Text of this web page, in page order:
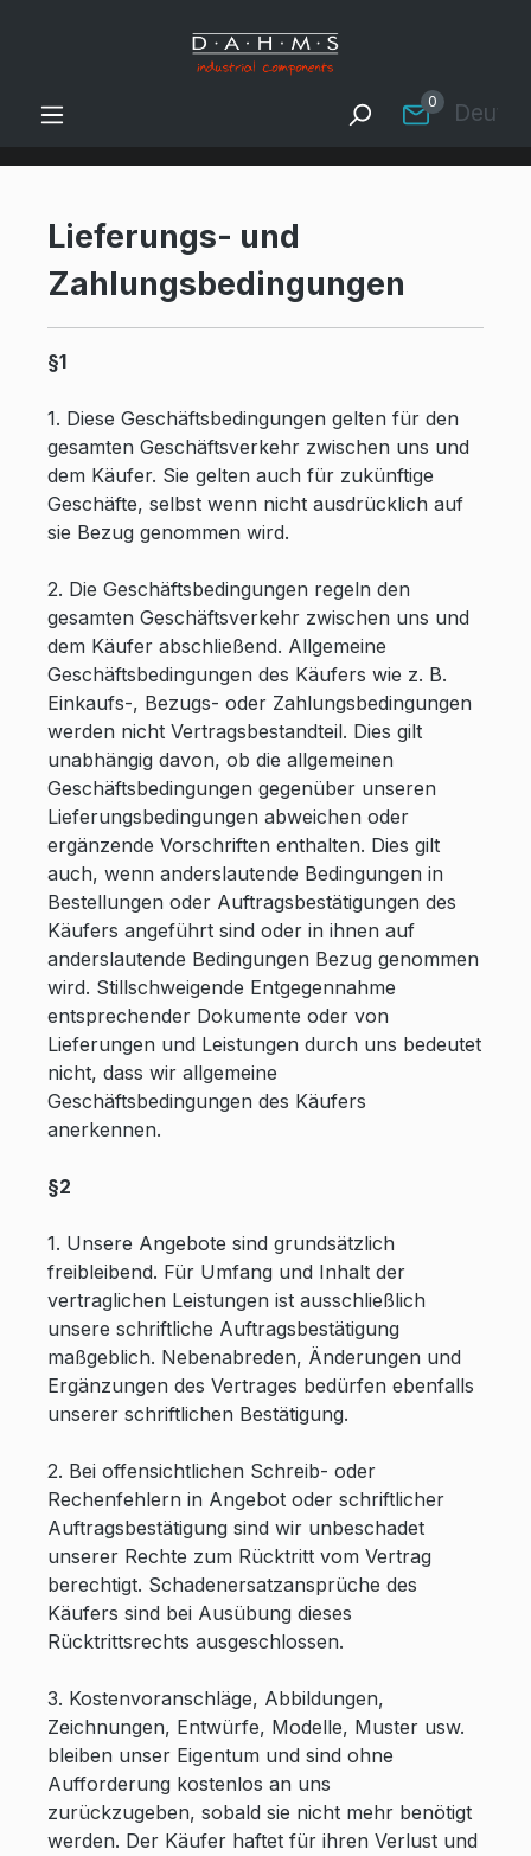
Zum Hauptinhalt springen
0
Lieferungs- und
Zahlungsbedingungen
§1
1. Diese Geschäftsbedingungen gelten für den
gesamten Geschäftsverkehr zwischen uns und
dem Käufer. Sie gelten auch für zukünftige
Geschäfte, selbst wenn nicht ausdrücklich auf
sie Bezug genommen wird.
2. Die Geschäftsbedingungen regeln den
gesamten Geschäftsverkehr zwischen uns und
dem Käufer abschließend. Allgemeine
Geschäftsbedingungen des Käufers wie z. B.
Einkaufs-, Bezugs- oder Zahlungsbedingungen
werden nicht Vertragsbestandteil. Dies gilt
unabhängig davon, ob die allgemeinen
Geschäftsbedingungen gegenüber unseren
Lieferungsbedingungen abweichen oder
ergänzende Vorschriften enthalten. Dies gilt
auch, wenn anderslautende Bedingungen in
Bestellungen oder Auftragsbestätigungen des
Käufers angeführt sind oder in ihnen auf
anderslautende Bedingungen Bezug genommen
wird. Stillschweigende Entgegennahme
entsprechender Dokumente oder von
Lieferungen und Leistungen durch uns bedeutet
nicht, dass wir allgemeine
Geschäftsbedingungen des Käufers
anerkennen.
§2
1. Unsere Angebote sind grundsätzlich
freibleibend. Für Umfang und Inhalt der
vertraglichen Leistungen ist ausschließlich
unsere schriftliche Auftragsbestätigung
maßgeblich. Nebenabreden, Änderungen und
Ergänzungen des Vertrages bedürfen ebenfalls
unserer schriftlichen Bestätigung.
2. Bei offensichtlichen Schreib- oder
Rechenfehlern in Angebot oder schriftlicher
Auftragsbestätigung sind wir unbeschadet
unserer Rechte zum Rücktritt vom Vertrag
berechtigt. Schadenersatzansprüche des
Käufers sind bei Ausübung dieses
Rücktrittsrechts ausgeschlossen.
3. Kostenvoranschläge, Abbildungen,
Zeichnungen, Entwürfe, Modelle, Muster usw.
bleiben unser Eigentum und sind ohne
Aufforderung kostenlos an uns
zurückzugeben, sobald sie nicht mehr benötigt
werden. Der Käufer haftet für ihren Verlust und